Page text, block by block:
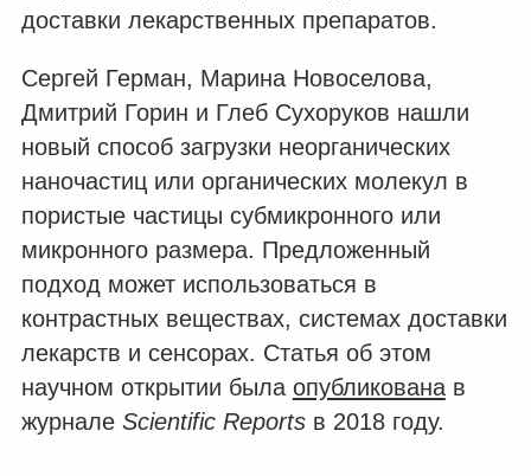
доставки лекарственных препаратов.
Сергей Герман, Марина Новоселова,
Дмитрий Горин и Глеб Сухоруков нашли
новый способ загрузки неорганических
наночастиц или органических молекул в
пористые частицы субмикронного или
микронного размера. Предложенный
подход может использоваться в
контрастных веществах, системах доставки
лекарств и сенсорах. Статья об этом
научном открытии была опубликованав
журнале Scientific Reportsв 2018 году.